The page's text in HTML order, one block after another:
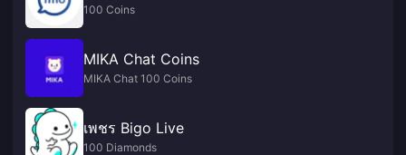
100 Coins
MIKA Chat Coins
MIKA Chat 100 Coins
เพชร Bigo Live
100 Diamonds